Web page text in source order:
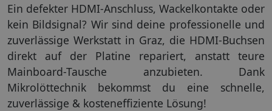
Ein defekter HDMI-Anschluss, Wackelkontakte oder
kein Bildsignal? Wir sind deine professionelle und
zuverlässige Werkstatt in Graz, die HDMI-Buchsen
direkt auf der Platine repariert, anstatt teure
Mainboard-Tausche anzubieten. Dank
Mikrolöttechnik bekommst du eine schnelle,
zuverlässige & kosteneffiziente Lösung!